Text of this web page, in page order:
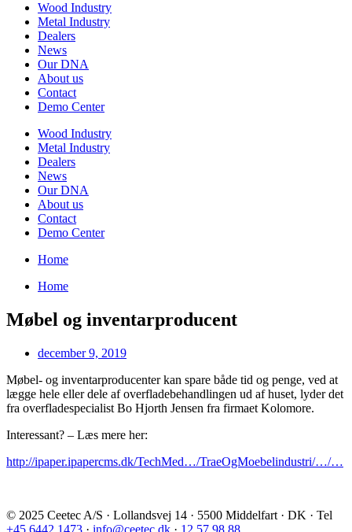
Wood Industry
Metal Industry
Dealers
News
Our DNA
About us
Contact
Demo Center
Wood Industry
Metal Industry
Dealers
News
Our DNA
About us
Contact
Demo Center
Home
Home
Møbel og inventarproducent
december 9, 2019
Møbel- og inventarproducenter kan spare både tid og penge, ved at
lægge hele eller dele af overfladebehandlingen ud af huset, lyder det
fra overfladespecialist Bo Hjorth Jensen fra firmaet Kolomore.
Interessant? – Læs mere her:
http://ipaper.ipapercms.dk/TechMed…/TraeOgMoebelindustri/…/…
© 2025 Ceetec A/S · Lollandsvej 14 · 5500 Middelfart · DK · Tel
+45 6442 1473 · info@ceetec.dk · 12 57 98 88